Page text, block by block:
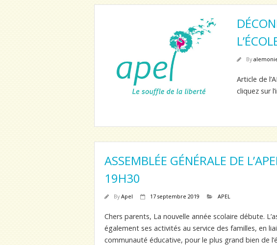
By
Article de
cliquez sur
ASSEMBLÉE GÉNÉRALE DE
19H30
ByApel 17 septembre 2019 APEL
Chers parents, La nouvelle année scolaire débute.
également ses activités au service des familles, en
communauté éducative, pour le plus grand bien de